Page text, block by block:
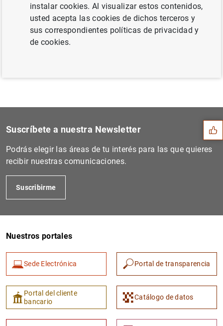
Anterior
Estado financiero consolida...
Sugerencias
1 2
Suscríbete a nuestra Newsletter
Podrás elegir las áreas de tu interés para las que quieres
recibir nuestras comunicaciones.
Suscribirme
Nuestros portales
Sede Electrónica Portal de transparencia
Portal del cliente
bancario
Catálogo de datos
instalar cookies. Al visualizar estos contenidos,
usted acepta las cookies de dichos terceros y
sus correspondientes políticas de privacidad y
de cookies.